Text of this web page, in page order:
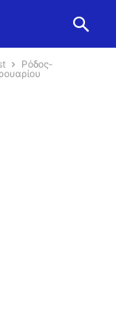
Ρόδος-